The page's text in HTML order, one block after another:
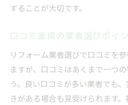
することが大切です。
口コミ重視の業者選びポイ
リフォーム業者選びで口コミを
ますが、口コミはあくまで一つ
う。良い口コミが多い業者でも
きがある場合も見受けられます